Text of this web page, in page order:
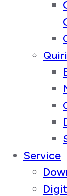
Service